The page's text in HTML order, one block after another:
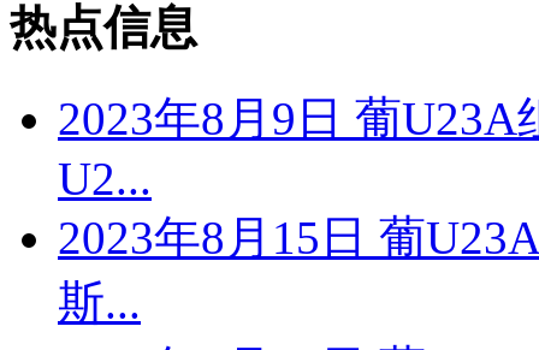
热点信息
2023年8月9日 葡
U2...
2023年8月15日 葡
斯...